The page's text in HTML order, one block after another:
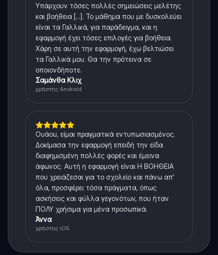
Υπάρχουν τόσες πολλές σημειώσεις μελέτης
και βοήθεια [...]. Το μάθημα που με δυσκολεύει
είναι τα Γαλλικά, για παράδειγμα, και η
εφαρμογή έχει τόσες επιλογές για βοήθεια.
Χάρη σε αυτή την εφαρμογή, έχω βελτιώσει
τα Γαλλικά μου. Θα την πρότεινα σε
οποιονδήποτε.
Σαμάνθα Κλιχ
χρήστης Android
Ουάου, είμαι πραγματικά εντυπωσιασμένος.
Δοκίμασα την εφαρμογή επειδή την είδα
διαφημισμένη πολλές φορές και έμεινα
άφωνος. Αυτή η εφαρμογή είναι Η ΒΟΗΘΕΙΑ
που χρειάζεσαι για το σχολείο και πάνω απ'
όλα, προσφέρει τόσα πράγματα, όπως
ασκήσεις και φύλλα γεγονότων, που ήταν
ΠΟΛΥ χρήσιμα για μένα προσωπικά.
Άννα
χρήστης iOS